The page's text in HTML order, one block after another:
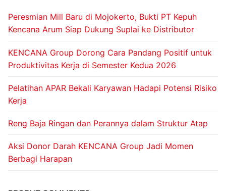
Peresmian Mill Baru di Mojokerto, Bukti PT Kepuh
Kencana Arum Siap Dukung Suplai ke Distributor
KENCANA Group Dorong Cara Pandang Positif untuk
Produktivitas Kerja di Semester Kedua 2026
Pelatihan APAR Bekali Karyawan Hadapi Potensi Risiko
Kerja
Reng Baja Ringan dan Perannya dalam Struktur Atap
Aksi Donor Darah KENCANA Group Jadi Momen
Berbagi Harapan